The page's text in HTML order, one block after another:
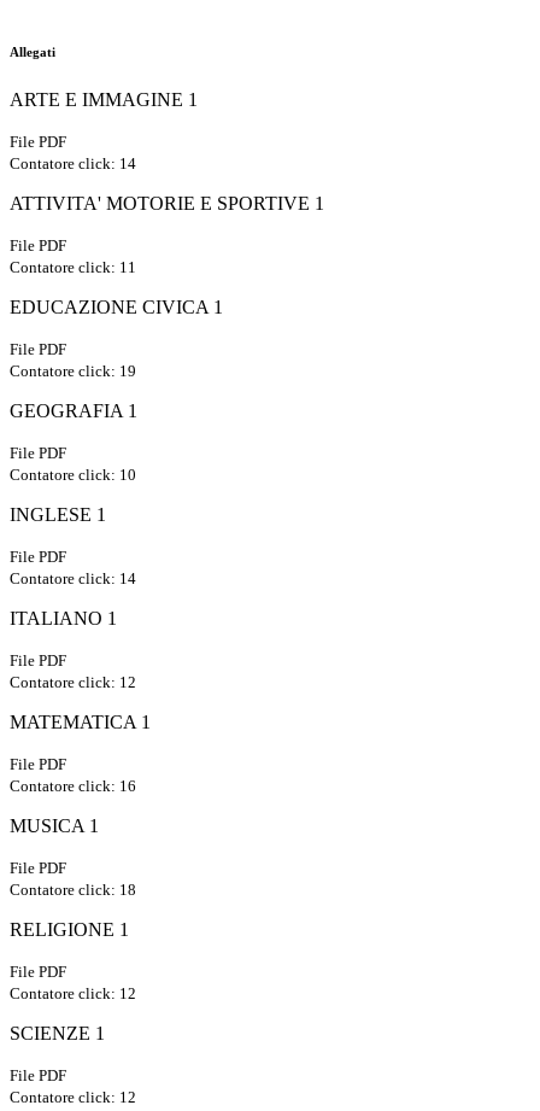
Allegati
ARTE E IMMAGINE 1
File PDF
Contatore click: 14
ATTIVITA' MOTORIE E SPORTIVE 1
File PDF
Contatore click: 11
EDUCAZIONE CIVICA 1
File PDF
Contatore click: 19
GEOGRAFIA 1
File PDF
Contatore click: 10
INGLESE 1
File PDF
Contatore click: 14
ITALIANO 1
File PDF
Contatore click: 12
MATEMATICA 1
File PDF
Contatore click: 16
MUSICA 1
File PDF
Contatore click: 18
RELIGIONE 1
File PDF
Contatore click: 12
SCIENZE 1
File PDF
Contatore click: 12